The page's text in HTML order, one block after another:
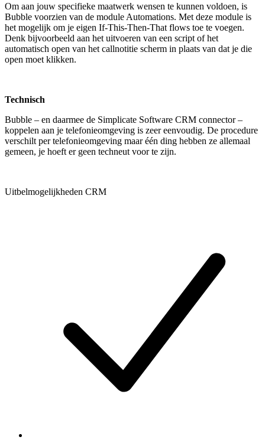
Om aan jouw specifieke maatwerk wensen te kunnen voldoen, is
Bubble voorzien van de module Automations. Met deze module is
het mogelijk om je eigen If-This-Then-That flows toe te voegen.
Denk bijvoorbeeld aan het uitvoeren van een script of het
automatisch open van het callnotitie scherm in plaats van dat je die
open moet klikken.
Technisch
Bubble – en daarmee de Simplicate Software CRM connector –
koppelen aan je telefonieomgeving is zeer eenvoudig. De procedure
verschilt per telefonieomgeving maar één ding hebben ze allemaal
gemeen, je hoeft er geen techneut voor te zijn.
Uitbelmogelijkheden CRM